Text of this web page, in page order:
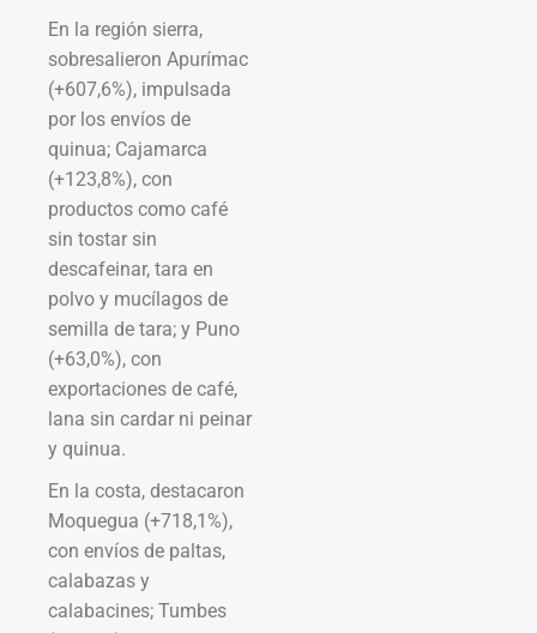
En la región sierra,
sobresalieron Apurímac
(+607,6%), impulsada
por los envíos de
quinua; Cajamarca
(+123,8%), con
productos como café
sin tostar sin
descafeinar, tara en
polvo y mucílagos de
semilla de tara; y Puno
(+63,0%), con
exportaciones de café,
lana sin cardar ni peinar
y quinua.
En la costa, destacaron
Moquegua (+718,1%),
con envíos de paltas,
calabazas y
calabacines; Tumbes